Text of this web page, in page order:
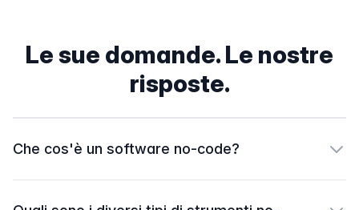
Le sue domande. Le nostre
risposte.
Che cos'è un software no-code?